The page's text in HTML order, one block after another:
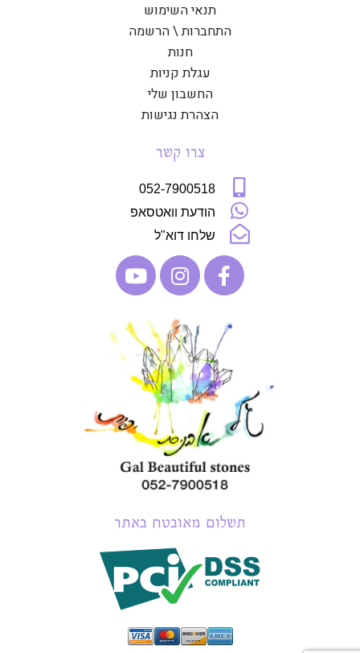
תנאי השימוש
התחברות \ הרשמה
חנות
עגלת קניות
החשבון שלי
הצהרת נגישות
צרו קשר
052-7900518
הודעת וואטסאפ
שלחו דוא"ל
תשלום מאובטח באתר